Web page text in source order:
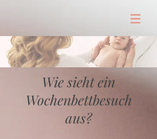
Wie sieht ein
Wochenbettbesuch
aus?